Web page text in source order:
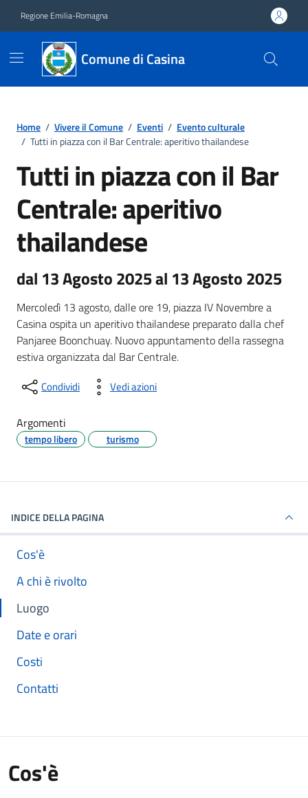
Regione Emilia-Romagna
Comune di Casina
Home / Vivere il Comune / Eventi / Evento culturale
/ Tutti in piazza con il Bar Centrale: aperitivo thailandese
Tutti in piazza con il Bar
Centrale: aperitivo
thailandese
dal 13 Agosto 2025 al 13 Agosto 2025
Mercoledì 13 agosto, dalle ore 19, piazza IV Novembre a
Casina ospita un aperitivo thailandese preparato dalla chef
Panjaree Boonchuay. Nuovo appuntamento della rassegna
estiva organizzata dal Bar Centrale.
Condividi Vedi azioni
Argomenti
tempo libero turismo
INDICE DELLA PAGINA
Cos'è
A chi è rivolto
Luogo
Date e orari
Costi
Contatti
Cos'è